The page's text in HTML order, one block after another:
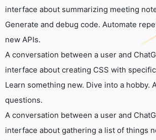
interface about summarizing meeting
Generate and debug code. Automate
new APIs.
A conversation between a user and
interface about creating CSS with
Learn something new. Dive into a hobby.
questions.
A conversation between a user and
interface about gathering a list of things